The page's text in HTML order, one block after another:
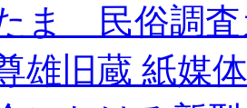
ま 民俗調査
雄旧蔵 紙媒